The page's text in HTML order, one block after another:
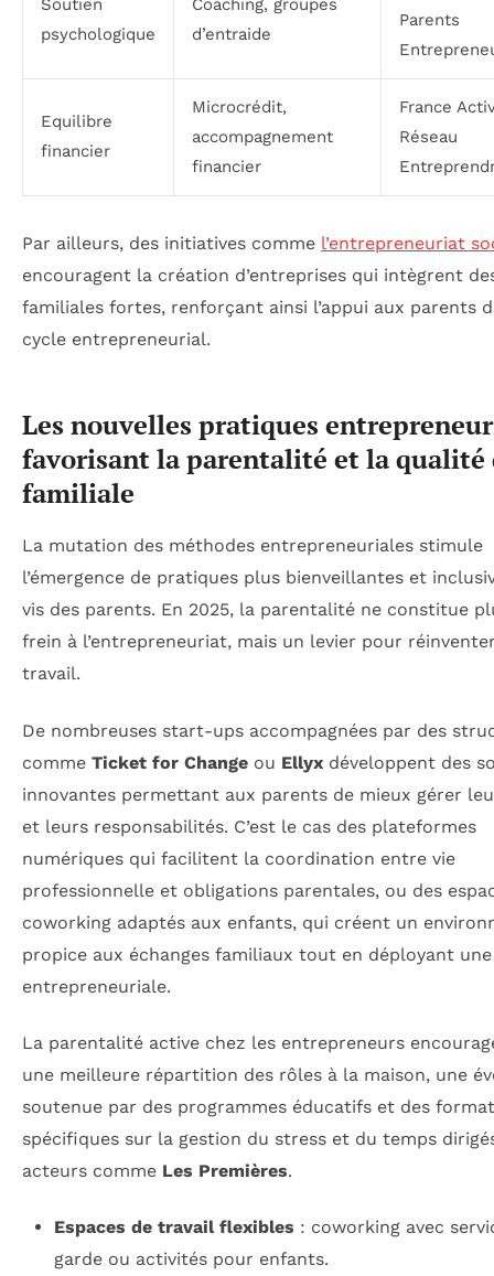
psychologique
d’entraide
Parents
Equilibre
financier
Microcrédit,
accompagnement
financier
France
Réseau
Par ailleurs, des initiatives comme l’entrepreneuriat
encouragent la création d’entreprises qui intègrent
familiales fortes, renforçant ainsi l’appui aux parents
cycle entrepreneurial.
Les nouvelles pratiques
favorisant la parentalité et la qualité
familiale
La mutation des méthodes entrepreneuriales stimule
l’émergence de pratiques plus bienveillantes et
vis des parents. En 2025, la parentalité ne constitue
frein à l’entrepreneuriat, mais un levier pour
travail.
De nombreuses start-ups accompagnées par des
comme Ticket for Change ou Ellyx développent des
innovantes permettant aux parents de mieux gérer
et leurs responsabilités. C’est le cas des plateformes
numériques qui facilitent la coordination entre vie
professionnelle et obligations parentales, ou des
coworking adaptés aux enfants, qui créent un
propice aux échanges familiaux tout en déployant
entrepreneuriale.
La parentalité active chez les entrepreneurs
une meilleure répartition des rôles à la maison, une
soutenue par des programmes éducatifs et des
spécifiques sur la gestion du stress et du temps
acteurs comme Les Premières.
Espaces de travail flexibles : coworking avec
garde ou activités pour enfants.